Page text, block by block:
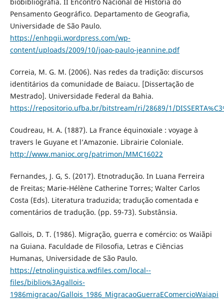
Pensamento Geográfico. Departamento de Geografia,
Universidade de São Paulo.
https://enhpgii.wordpress.com/wp-
content/uploads/2009/10/joao-paulo-jeannine.pdf
Correia, M. G. M. (2006). Nas redes da tradição: discursos
identitários da comunidade de Baiacu. [Dissertação de
Mestrado]. Universidade Federal da Bahia.
https://repositorio.ufba.br/bitstream/ri/28689/1/
Coudreau, H. A. (1887). La France équinoxiale : voyage à
travers le Guyane et l’Amazonie. Librairie Coloniale.
http://www.manioc.org/patrimon/MMC16022
Fernandes, J. G, S. (2017). Etnotradução. In Luana Ferreira
de Freitas; Marie-Hélène Catherine Torres; Walter Carlos
Costa (Eds). Literatura traduzida; tradução comentada e
comentários de tradução. (pp. 59-73). Substânsia.
Gallois, D. T. (1986). Migração, guerra e comércio: os Waiãpi
na Guiana. Faculdade de Filosofia, Letras e Ciências
Humanas, Universidade de São Paulo.
https://etnolinguistica.wdfiles.com/local--
files/biblio%3Agallois-
1986migracao/Gallois_1986_MigracaoGuerraEComercioWaiapi